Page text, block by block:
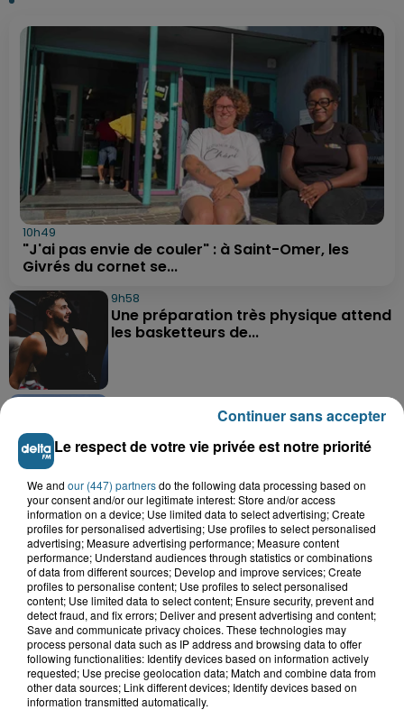
10h49
"J'ai pas envie de couler" : à Saint-Omer, les
Givrés du cornet se...
9h58
Une préparation très physique attend
les basketteurs de...
9h26
Des super-héros dans le ciel de
Grand-Fort-Philippe
8h29
Un chien sauvé d'une mort certaine
dans une voiture à...
8h00
Les pompiers au secours d'un porc à
Delettes
Le respect de votre vie privée est notre priorité
We and our (447) partnersdo the following data processing based on
your consent and/or our legitimate interest: Store and/or access
information on a device; Use limited data to select advertising; Create
profiles for personalised advertising; Use profiles to select personalised
advertising; Measure advertising performance; Measure content
performance; Understand audiences through statistics or combinations
of data from different sources; Develop and improve services; Create
profiles to personalise content; Use profiles to select personalised
content; Use limited data to select content; Ensure security, prevent and
detect fraud, and fix errors; Deliver and present advertising and content;
Save and communicate privacy choices. These technologies may
process personal data such as IP address and browsing data to offer
following functionalities: Identify devices based on information actively
requested; Use precise geolocation data; Match and combine data from
other data sources; Link different devices; Identify devices based on
information transmitted automatically.
Continuer sans accepter